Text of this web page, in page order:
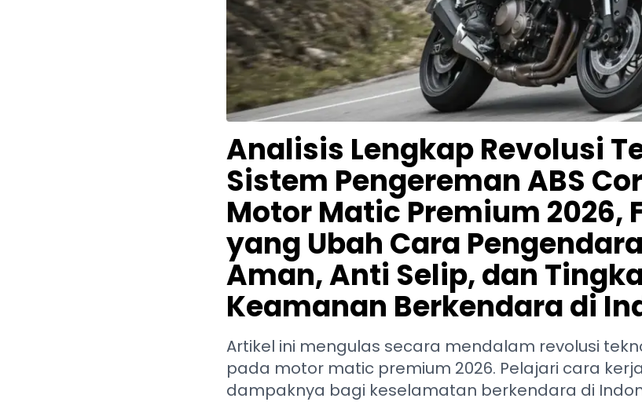
Analisis Lengkap Revolusi
Sistem Pengereman ABS
Motor Matic Premium 2026,
yang Ubah Cara
Aman, Anti Selip, dan
Keamanan Berkendara di
Artikel ini mengulas secara mendalam revolusi
pada motor matic premium 2026. Pelajari cara
dampaknya bagi keselamatan berkendara di